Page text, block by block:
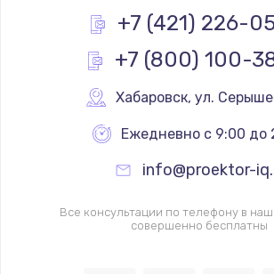
Простой ремонт основной
2400 руб.
Заказать
Восстановление после
2800 руб.
Заказать
Ремонт низкочастотных выходов
1900 руб.
+7 (421) 226-
+7 (800) 100-
Хабаровск, ул.
Ежедневно с 9:00 до
info@proektor-
Все консультации по телефону в
совершенно бесплатны